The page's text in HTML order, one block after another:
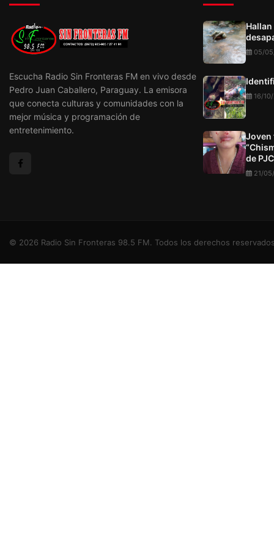
Escucha Radio Sin Fronteras FM en vivo desde
Pedro Juan Caballero, Paraguay. La emisora
que conecta culturas y comunidades con la
mejor música y programación de
entretenimiento.
05/
16/
Joven
de PJC
21/
© 2026 Radio Sin Fronteras 98.5 FM. Todos los derechos